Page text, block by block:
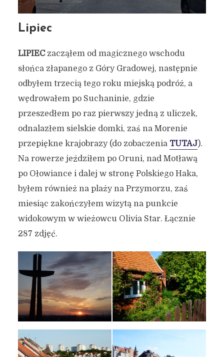
Lipiec
LIPIECzacząłem od magicznego wschodu
słońca złapanego z Góry Gradowej, następnie
odbyłem trzecią tego roku miejską podróż, a
wędrowałem po Suchaninie, gdzie
przeszedłem po raz pierwszy jedną z uliczek,
odnalazłem sielskie domki, zaś na Morenie
przepiękne krajobrazy (do zobaczenia TUTAJ).
Na rowerze jeździłem po Oruni, nad Motławą
po Ołowiance i dalej w stronę Polskiego Haka,
byłem również na plaży na Przymorzu, zaś
miesiąc zakończyłem wizytą na punkcie
widokowym w wieżowcu Olivia Star. Łącznie
287 zdjęć.